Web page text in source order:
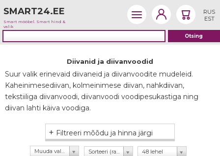
SMART24.EE
Smart mööbel. Smart hind &
valik
RUS
EST
Diivanid ja diivanvoodid
Suur valik erinevaid diivaneid ja diivanvoodite mudeleid.
Kaheinimesediivan, kolmeinimese diivan, nahkdiivan,
tekstiiliga diivanvoodi, diivanvoodi voodipesukastiga ning
diivan lahti käiva voodiga.
+ Filtreeri mõõdu ja hinna järgi
Muuda valikut Sorteeri (rating) 48 lehel